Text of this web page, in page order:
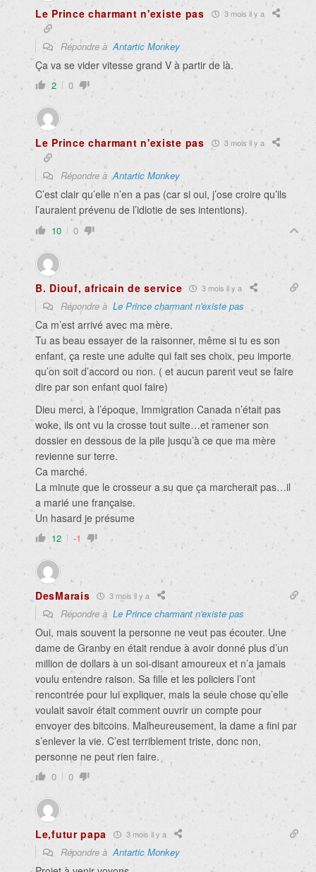
Le Prince charmant n'existe pas 3 mois il y a
Répondre àAntartic Monkey
Ça va se vider vitesse grand V à partir de là.
2 0
Le Prince charmant n'existe pas 3 mois il y a
Répondre àAntartic Monkey
C’est clair qu’elle n’en a pas (car si oui, j’ose croire qu’ils
l’auraient prévenu de l’idiotie de ses intentions).
10 0
B. Diouf, africain de service 3 mois il y a
Répondre à Le Prince charmant n'existe pas
Ca m’est arrivé avec ma mère.
Tu as beau essayer de la raisonner, même si tu es son
enfant, ça reste une adulte qui fait ses choix, peu importe
qu’on soit d’accord ou non. ( et aucun parent veut se faire
dire par son enfant quoi faire)
Dieu merci, à l’époque, Immigration Canada n’était pas
woke, ils ont vu la crosse tout suite…et ramener son
dossier en dessous de la pile jusqu’à ce que ma mère
revienne sur terre.
Ca marché.
La minute que le crosseur a su que ça marcherait pas…il
a marié une française.
Un hasard je présume
12 -1
DesMarais 3 mois il y a
Répondre à Le Prince charmant n'existe pas
Oui, mais souvent la personne ne veut pas écouter. Une
dame de Granby en était rendue à avoir donné plus d’un
million de dollars à un soi-disant amoureux et n’a jamais
voulu entendre raison. Sa fille et les policiers l’ont
rencontrée pour lui expliquer, mais la seule chose qu’elle
voulait savoir était comment ouvrir un compte pour
envoyer des bitcoins. Malheureusement, la dame a fini par
s’enlever la vie. C’est terriblement triste, donc non,
personne ne peut rien faire.
0 0
Le,futur papa 3 mois il y a
Répondre àAntartic Monkey